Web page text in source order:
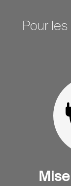
Pour